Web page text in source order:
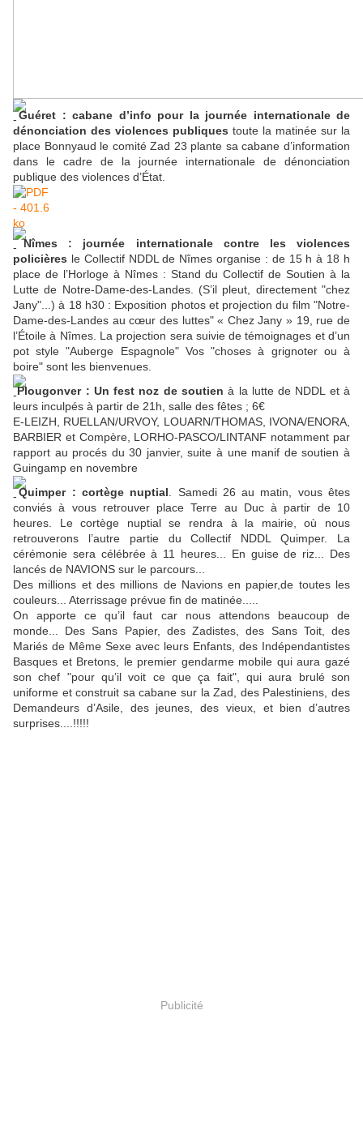
Guéret : cabane d’info pour la journée internationale de
dénonciation des violences publiques toute la matinée sur la
place Bonnyaud le comité Zad 23 plante sa cabane d’information
dans le cadre de la journée internationale de dénonciation
publique des violences d’État.
Nîmes : journée internationale contre les violences
policières le Collectif NDDL de Nîmes organise : de 15 h à 18 h
place de l’Horloge à Nîmes : Stand du Collectif de Soutien à la
Lutte de Notre-Dame-des-Landes. (S’il pleut, directement "chez
Jany"...) à 18 h30 : Exposition photos et projection du film "Notre-
Dame-des-Landes au cœur des luttes" « Chez Jany » 19, rue de
l’Étoile à Nîmes. La projection sera suivie de témoignages et d’un
pot style "Auberge Espagnole" Vos "choses à grignoter ou à
boire" sont les bienvenues.
Plougonver : Un fest noz de soutien à la lutte de NDDL et à
leurs inculpés à partir de 21h, salle des fêtes ; 6€
E-LEIZH, RUELLAN/URVOY, LOUARN/THOMAS, IVONA/ENORA,
BARBIER et Compère, LORHO-PASCO/LINTANF notamment par
rapport au procés du 30 janvier, suite à une manif de soutien à
Guingamp en novembre
Quimper : cortège nuptial . Samedi 26 au matin, vous êtes
conviés à vous retrouver place Terre au Duc à partir de 10
heures. Le cortège nuptial se rendra à la mairie, où nous
retrouverons l’autre partie du Collectif NDDL Quimper. La
cérémonie sera célébrée à 11 heures... En guise de riz... Des
lancés de NAVIONS sur le parcours...
Des millions et des millions de Navions en papier,de toutes les
couleurs... Aterrissage prévue fin de matinée.....
On apporte ce qu’il faut car nous attendons beaucoup de
monde... Des Sans Papier, des Zadistes, des Sans Toit, des
Mariés de Même Sexe avec leurs Enfants, des Indépendantistes
Basques et Bretons, le premier gendarme mobile qui aura gazé
son chef "pour qu’il voit ce que ça fait", qui aura brulé son
uniforme et construit sa cabane sur la Zad, des Palestiniens, des
Demandeurs d’Asile, des jeunes, des vieux, et bien d’autres
surprises....!!!!!
Publicité